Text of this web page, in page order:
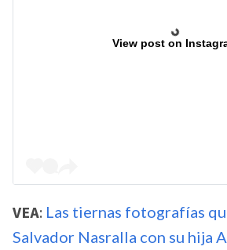
View post on
VEA: Las tiernas fotografías
Salvador Nasralla con su hija